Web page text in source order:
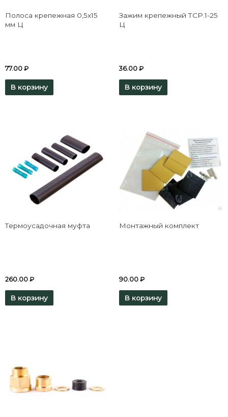
Полоса крепежная 0,5х15
мм Ц
77.00 ₽
В корзину
Зажим крепежный ТСР.1-25
Ц
36.00 ₽
В корзину
Термоусадочная муфта
260.00 ₽
В корзину
Монтажный комплект
90.00 ₽
В корзину